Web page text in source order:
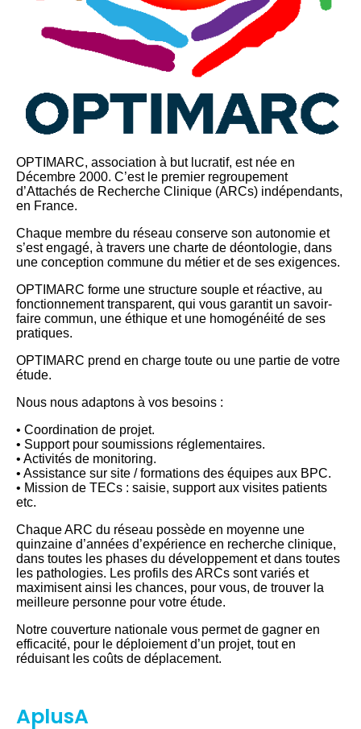
OPTIMARC, association à but lucratif, est née en
Décembre 2000. C’est le premier regroupement
d’Attachés de Recherche Clinique (ARCs) indépendants,
en France.
Chaque membre du réseau conserve son autonomie et
s’est engagé, à travers une charte de déontologie, dans
une conception commune du métier et de ses exigences.
OPTIMARC forme une structure souple et réactive, au
fonctionnement transparent, qui vous garantit un savoir-
faire commun, une éthique et une homogénéité de ses
pratiques.
OPTIMARC prend en charge toute ou une partie de votre
étude.
Nous nous adaptons à vos besoins :
• Coordination de projet.
• Support pour soumissions réglementaires.
• Activités de monitoring.
• Assistance sur site / formations des équipes aux BPC.
• Mission de TECs : saisie, support aux visites patients
etc.
Chaque ARC du réseau possède en moyenne une
quinzaine d’années d’expérience en recherche clinique,
dans toutes les phases du développement et dans toutes
les pathologies. Les profils des ARCs sont variés et
maximisent ainsi les chances, pour vous, de trouver la
meilleure personne pour votre étude.
Notre couverture nationale vous permet de gagner en
efficacité, pour le déploiement d’un projet, tout en
réduisant les coûts de déplacement.
AplusA